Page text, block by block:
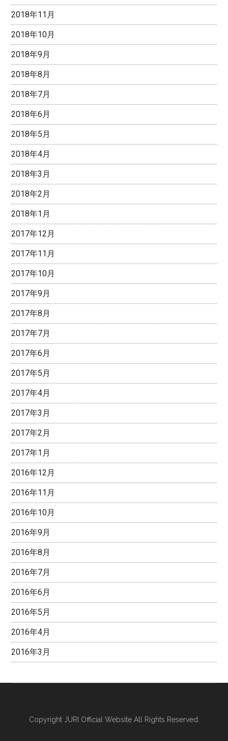
2018年11月
2018年10月
2018年9月
2018年8月
2018年7月
2018年6月
2018年5月
2018年4月
2018年3月
2018年2月
2018年1月
2017年12月
2017年11月
2017年10月
2017年9月
2017年8月
2017年7月
2017年6月
2017年5月
2017年4月
2017年3月
2017年2月
2017年1月
2016年12月
2016年11月
2016年10月
2016年9月
2016年8月
2016年7月
2016年6月
2016年5月
2016年4月
2016年3月
Copyright JURI Official WebsiteAll Rights Reserved.